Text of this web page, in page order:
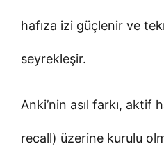
hafıza izi güçlenir ve
seyrekleşir.
Anki’nin asıl farkı, aktif
recall) üzerine kurulu